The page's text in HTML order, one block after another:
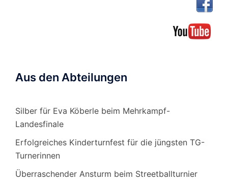
Aus den Abteilungen
Silber für Eva Köberle beim Mehrkampf-
Landesfinale
Erfolgreiches Kinderturnfest für die jüngsten TG-
Turnerinnen
Überraschender Ansturm beim Streetballturnier